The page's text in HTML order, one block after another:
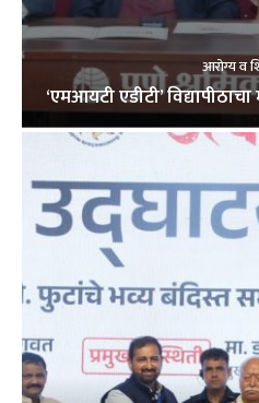
आरोग्य व
‘एमआयटी एडीटी’